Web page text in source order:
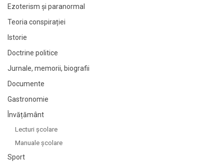
Ezoterism și paranormal
Teoria conspirației
Istorie
Doctrine politice
Jurnale, memorii, biografii
Documente
Gastronomie
Învățământ
Lecturi şcolare
Manuale şcolare
Sport